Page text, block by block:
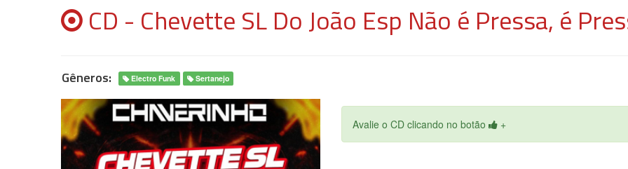
CD - Chevette SL Do João Esp Não é Pressa, é
Gêneros: Electro Funk Sertanejo
Avalie o CD clicando no botão +